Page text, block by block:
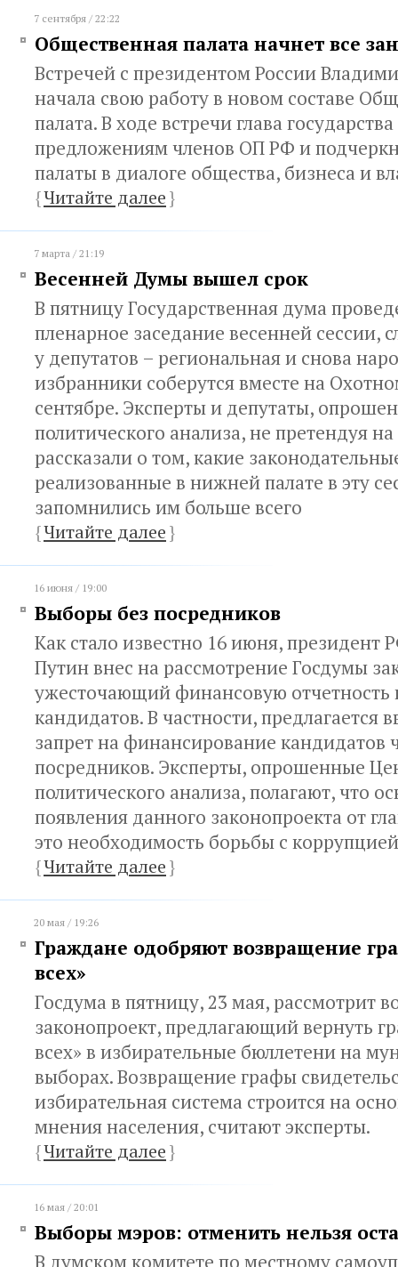
7 сентября / 22:22
Общественная палата начнет все
Встречей с президентом России
начала свою работу в новом составе
палата. В ходе встречи глава
предложениям членов ОП РФ и
палаты в диалоге общества, бизнеса и
{Читайте далее}
7 марта / 21:19
Весенней Думы вышел срок
В пятницу Государственная дума
пленарное заседание весенней сессии,
у депутатов – региональная и снова
избранники соберутся вместе на
сентябре. Эксперты и депутаты,
политического анализа, не претендуя на
рассказали о том, какие
реализованные в нижней палате в эту
запомнились им больше всего
{Читайте далее}
16 июня / 19:00
Выборы без посредников
Как стало известно 16 июня, президент
Путин внес на рассмотрение Госдумы
ужесточающий финансовую отчетность
кандидатов. В частности, предлагается
запрет на финансирование кандидатов
посредников. Эксперты, опрошенные
политического анализа, полагают, что
появления данного законопроекта от
это необходимость борьбы с
{Читайте далее}
20 мая / 19:26
Граждане одобряют возвращение
всех»
Госдума в пятницу, 23 мая, рассмотрит
законопроект, предлагающий вернуть
всех» в избирательные бюллетени на
выборах. Возвращение графы
избирательная система строится на
мнения населения, считают эксперты.
{Читайте далее}
16 мая / 20:01
Выборы мэров: отменить нельзя
В думском комитете по местному